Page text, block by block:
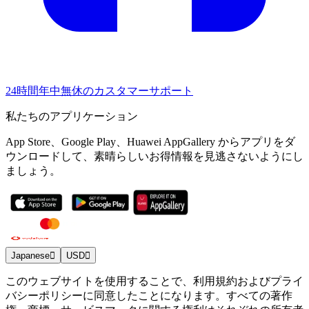
24時間年中無休のカスタマーサポート
私たちのアプリケーション
App Store、Google Play、Huawei AppGallery からアプリをダ
ウンロードして、素晴らしいお得情報を見逃さないようにし
ましょう。
Japanese USD
このウェブサイトを使用することで、利用規約およびプライ
バシーポリシーに同意したことになります。すべての著作